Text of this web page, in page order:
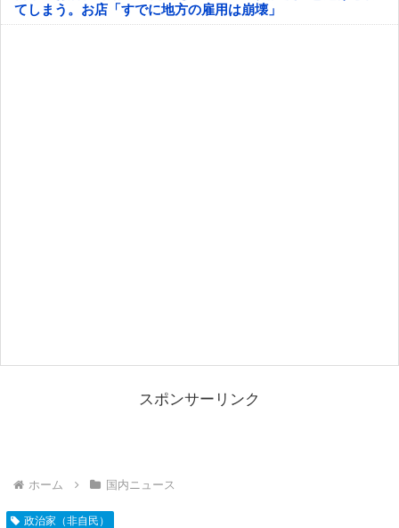
てしまう。お店「すでに地方の雇用は崩壊」
スポンサーリンク
ホーム 国内ニュース
政治家（非自民）